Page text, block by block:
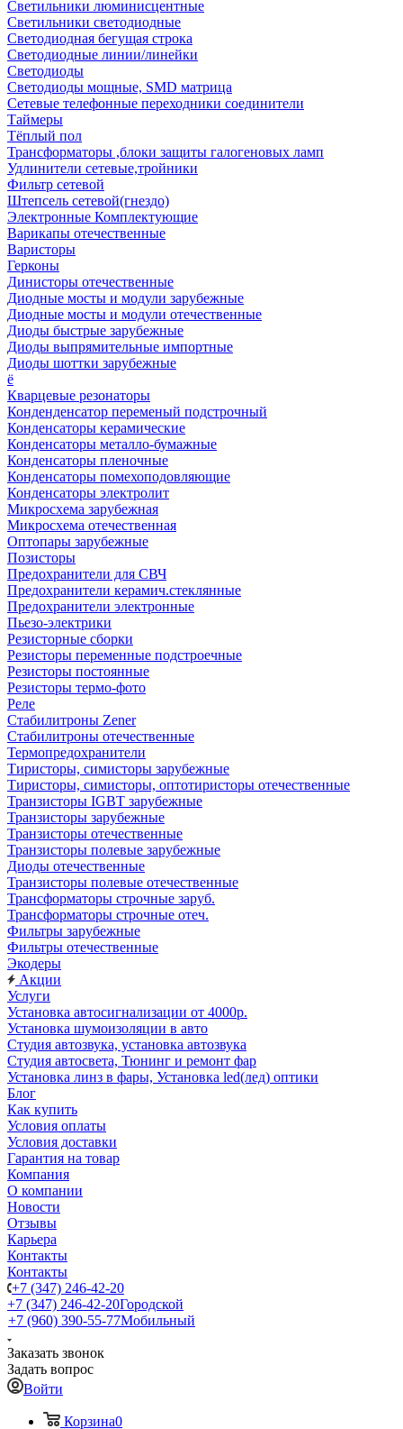
Светильники люминисцентные
Светильники светодиодные
Светодиодная бегущая строка
Светодиодные линии/линейки
Светодиоды
Светодиоды мощные, SMD матрица
Сетевые телефонные переходники соединители
Таймеры
Тёплый пол
Трансформаторы ,блоки защиты галогеновых ламп
Удлинители сетевые,тройники
Фильтр сетевой
Штепсель сетевой(гнездо)
Электронные Комплектующие
Варикапы отечественные
Варисторы
Герконы
Динисторы отечественные
Диодные мосты и модули зарубежные
Диодные мосты и модули отечественные
Диоды быстрые зарубежные
Диоды выпрямительные импортные
Диоды шоттки зарубежные
ё
Кварцевые резонаторы
Конденденсатор переменый подстрочный
Конденсаторы керамические
Конденсаторы металло-бумажные
Конденсаторы пленочные
Конденсаторы помехоподовляющие
Конденсаторы электролит
Микросхема зарубежная
Микросхема отечественная
Оптопары зарубежные
Позисторы
Предохранители для СВЧ
Предохранители керамич.стеклянные
Предохранители электронные
Пьезо-электрики
Резисторные сборки
Резисторы переменные подстроечные
Резисторы постоянные
Резисторы термо-фото
Реле
Стабилитроны Zener
Стабилитроны отечественные
Термопредохранители
Тиристоры, симисторы зарубежные
Тиристоры, симисторы, оптотиристоры отечественные
Транзисторы IGBT зарубежные
Транзисторы зарубежные
Транзисторы отечественные
Транзисторы полевые зарубежные
Диоды отечественные
Транзисторы полевые отечественные
Трансформаторы строчные заруб.
Трансформаторы строчные отеч.
Фильтры зарубежные
Фильтры отечественные
Экодеры
Акции
Услуги
Установка автосигнализации от 4000р.
Установка шумоизоляции в авто
Студия автозвука, установка автозвука
Студия автосвета, Тюнинг и ремонт фар
Установка линз в фары, Установка led(лед) оптики
Блог
Как купить
Условия оплаты
Условия доставки
Гарантия на товар
Компания
О компании
Новости
Отзывы
Карьера
Контакты
Контакты
+7 (347) 246-42-20
+7 (347) 246-42-20Городской
+7 (960) 390-55-77Мобильный
Заказать звонок
Задать вопрос
Войти
Корзина0